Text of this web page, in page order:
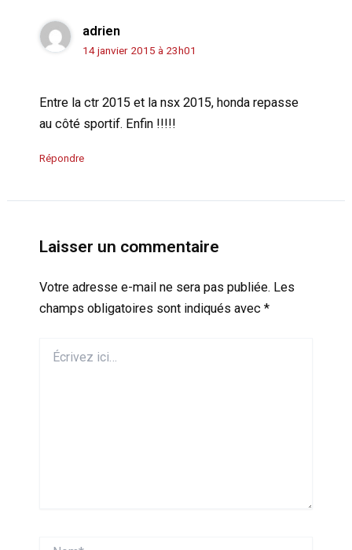
adrien
14 janvier 2015 à 23h01
Entre la ctr 2015 et la nsx 2015, honda repasse
au côté sportif. Enfin !!!!!
Répondre
Laisser un commentaire
Votre adresse e-mail ne sera pas publiée. Les
champs obligatoires sont indiqués avec *
ici…